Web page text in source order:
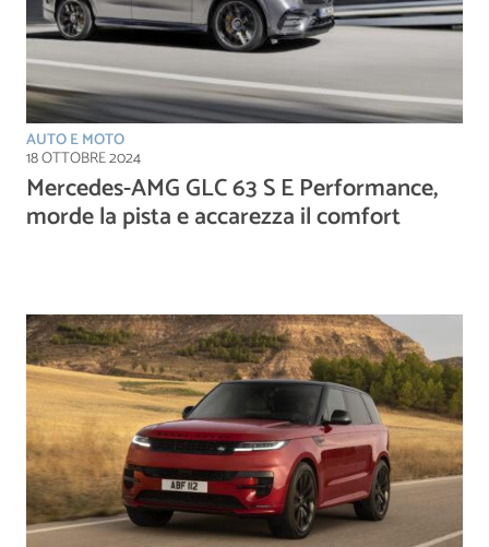
AUTO E MOTO
18 OTTOBRE 2024
Mercedes-AMG GLC 63 S E Performance,
morde la pista e accarezza il comfort